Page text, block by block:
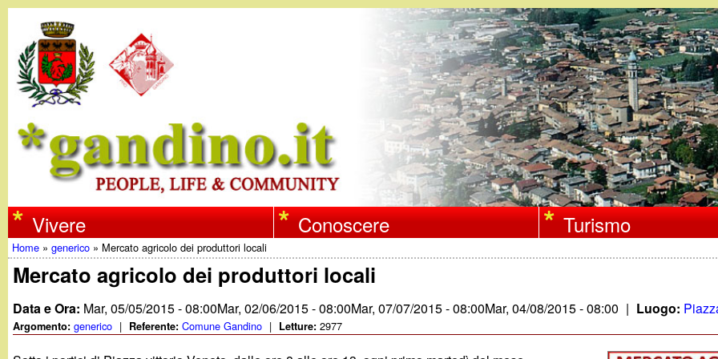
Salta
al
contenuto
principale
w
w
w
.
Vivere Conoscere Turismo
Tu
sei
qui
Home »generico » Mercato agricolo dei produttori locali
Mercato agricolo dei produttori locali
Data e Ora: Mar, 05/05/2015 - 08:00Mar, 02/06/2015 - 08:00Mar, 07/07/2015 - 08:00Mar, 04/08/2015 - 08:00 | Luogo:
Argomento:generico | Referente:Comune Gandino | Letture:2977